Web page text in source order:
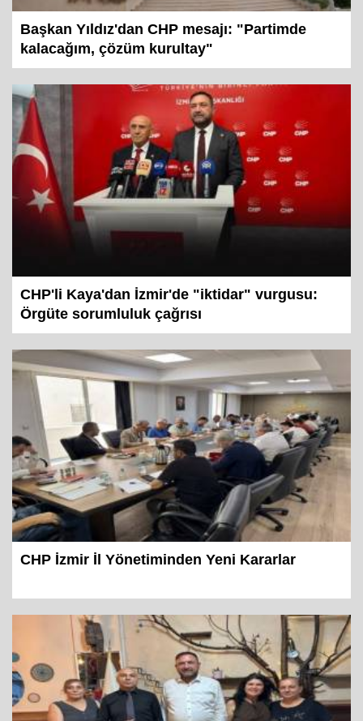
Başkan Yıldız'dan CHP mesajı: "Partimde
kalacağım, çözüm kurultay"
CHP'li Kaya'dan İzmir'de "iktidar" vurgusu:
Örgüte sorumluluk çağrısı